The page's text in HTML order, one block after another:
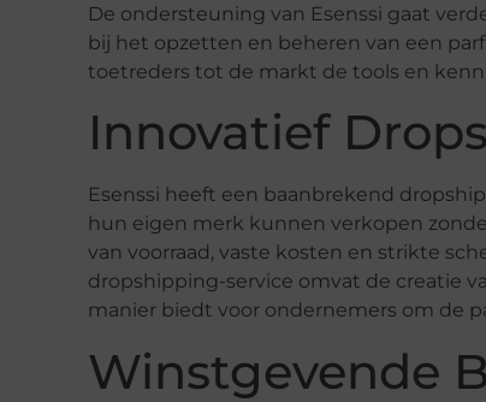
De ondersteuning van Esenssi gaat
bij het opzetten en beheren van een
toetreders tot de markt de tools en
Innovatief
Esenssi heeft een baanbrekend
hun eigen merk kunnen verkopen
van voorraad, vaste kosten en strikte
dropshipping-service omvat de creatie
manier biedt voor ondernemers om de
Winstgevende